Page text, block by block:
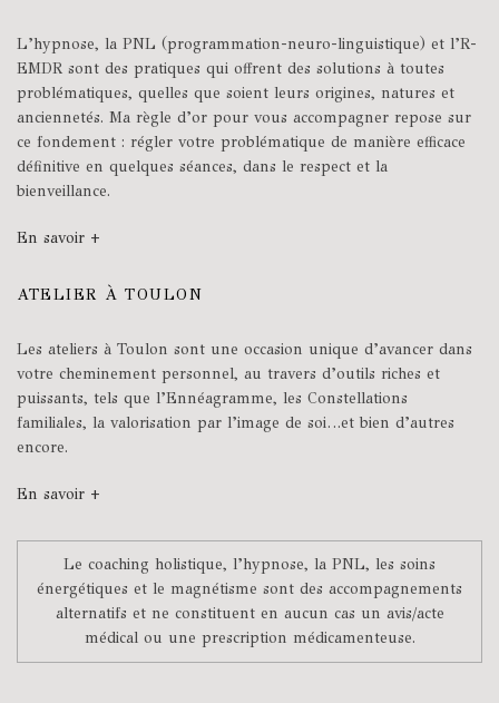
L’hypnose, la PNL (programmation-neuro-linguistique) et l’R-
EMDR sont des pratiques qui offrent des solutions à toutes
problématiques, quelles que soient leurs origines, natures et
anciennetés. Ma règle d’or pour vous accompagner repose sur
ce fondement : régler votre problématique de manière efficace
définitive en quelques séances, dans le respect et la
bienveillance.
En savoir +
ATELIER À TOULON
Les ateliers à Toulon sont une occasion unique d’avancer dans
votre cheminement personnel, au travers d’outils riches et
puissants, tels que l’Ennéagramme, les Constellations
familiales, la valorisation par l’image de soi…et bien d’autres
encore.
En savoir +
Le coaching holistique, l’hypnose, la PNL, les soins
énergétiques et le magnétisme sont des accompagnements
alternatifs et ne constituent en aucun cas un avis/acte
médical ou une prescription médicamenteuse.